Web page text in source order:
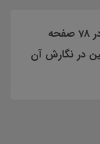
یادگیری سیار از مفاهیم مهم آموزش از دور در 78 صفحه
در نگارش آن